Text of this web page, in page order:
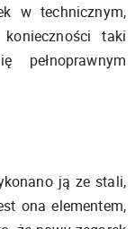
w technicznym,
taki
ją ze stali,
ona elementem,